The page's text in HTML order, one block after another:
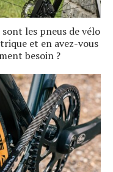
sont les pneus de vélo
et en avez-vous
besoin ?